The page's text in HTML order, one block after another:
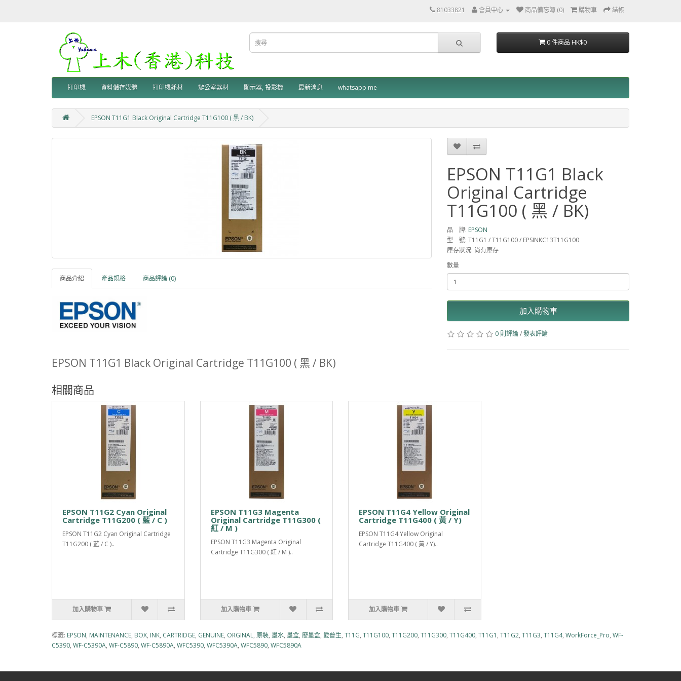
81033821 會員中心 商品備忘簿 (0) 購物車 結帳
0 件商品 HK$0
打印機 資料儲存媒體 打印機耗材 辦公室器材 顯示器, 投影機 最新消息 whatsapp me
EPSON T11G1 Black Original Cartridge T11G100 ( 黑 / BK)
商品介紹 產品規格 商品評論 (0)
EPSON T11G1 Black Original Cartridge T11G100 ( 黑 / BK)
EPSON T11G1 Black
Original Cartridge
T11G100 ( 黑 / BK)
品 牌: EPSON
型 號: T11G1 / T11G100 / EPSINKC13T11G100
庫存狀況: 尚有庫存
數量
加入購物車
0 則評論/發表評論
相關商品
EPSON T11G2 Cyan Original
Cartridge T11G200 ( 藍 / C )
EPSON T11G2 Cyan Original Cartridge
T11G200 ( 藍 / C )..
加入購物車
EPSON T11G3 Magenta
Original Cartridge T11G300 (
紅 / M )
EPSON T11G3 Magenta Original
Cartridge T11G300 ( 紅 / M )..
加入購物車
EPSON T11G4 Yellow Original
Cartridge T11G400 ( 黃 / Y)
EPSON T11G4 Yellow Original
Cartridge T11G400 ( 黃 / Y)..
加入購物車
標籤: EPSON, MAINTENANCE, BOX, INK, CARTRIDGE, GENUINE, ORGINAL, 原裝, 墨水, 墨盒, 廢墨盒, 愛普生, T11G, T11G100, T11G200, T11G300, T11G400, T11G1 , T11G2, T11G3, T11G4, WorkForce_Pro, WF-
C5390, WF-C5390A, WF-C5890, WF-C5890A, WFC5390, WFC5390A, WFC5890, WFC5890A